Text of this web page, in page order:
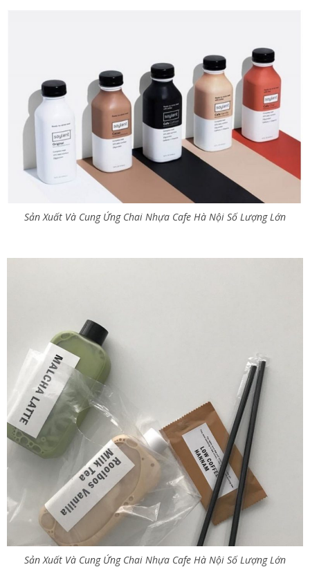
Sản Xuất Và Cung Ứng Chai Nhựa Cafe Hà Nội Số Lượng Lớn
Sản Xuất Và Cung Ứng Chai Nhựa Cafe Hà Nội Số Lượng Lớn